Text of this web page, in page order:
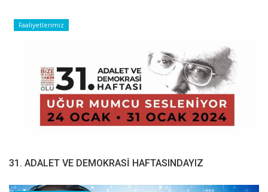
Faaliyetlerimiz
31. ADALET VE DEMOKRASİ HAFTASINDAYIZ